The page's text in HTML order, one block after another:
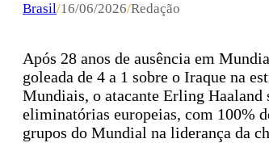
Brasil/16/06/2026/Redação
Após 28 anos de ausência em
goleada de 4 a 1 sobre o Iraque na
Mundiais, o atacante Erling Haaland
eliminatórias europeias, com 100%
grupos do Mundial na liderança da